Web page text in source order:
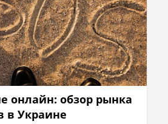
онлайн: обзор рынка
в Украине